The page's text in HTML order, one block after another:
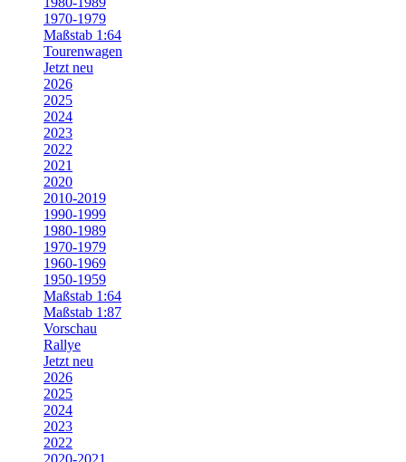
1970-1979
Maßstab 1:64
Tourenwagen
Jetzt neu
2026
2025
2024
2023
2022
2021
2020
2010-2019
1990-1999
1980-1989
1970-1979
1960-1969
1950-1959
Maßstab 1:64
Maßstab 1:87
Vorschau
Rallye
Jetzt neu
2026
2025
2024
2023
2022
2020-2021